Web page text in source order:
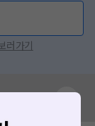
러가기